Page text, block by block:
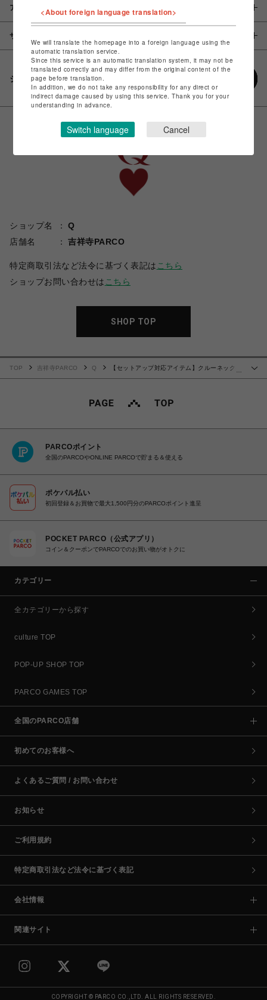
アイテム説明 / 素材
サイズ
シェアする
ショップ名
Q
店舗名
吉祥寺PARCO
特定商取引法など法令に基づく表記は こちら
ショップお問い合わせは こちら
SHOP TOP
…
TOP 吉祥寺PARCO Q
【セットアップ対応アイテム】クルーネック袖
PARCOポイント
全国のPARCOやONLINE PARCOで貯まる＆使える
ポケパル払い
初回登録＆お買物で最大1,500円分のPARCOポイント進呈
POCKET PARCO（公式アプリ）
コイン＆クーポンでPARCOでのお買い物がオトクに
カテゴリー
全カテゴリーから探す
culture TOP
POP-UP SHOP TOP
PARCO GAMES TOP
全国のPARCO店舗
初めてのお客様へ
よくあるご質問 / お問い合わせ
お知らせ
ご利用規約
特定商取引法など法令に基づく表記
会社情報
関連サイト
COPYRIGHT © PARCO CO.,LTD. ALL RIGHTS RESERVED.
<About foreign language translation>
We will translate the homepage into a foreign language using the
automatic translation service.
Since this service is an automatic translation system, it may not be
translated correctly and may differ from the original content of the
page before translation.
In addition, we do not take any responsibility for any direct or
indirect damage caused by using this service. Thank you for your
understanding in advance.
Switch language Cancel